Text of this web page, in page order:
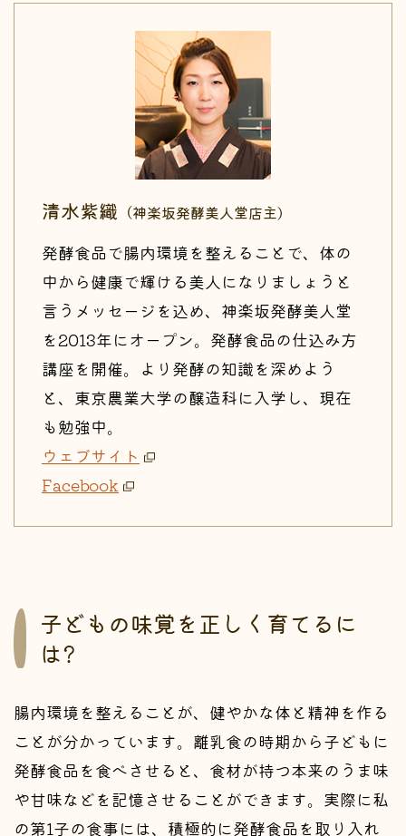
清水紫織 （神楽坂発酵美人堂店主）
発酵食品で腸内環境を整えることで、体の
中から健康で輝ける美人になりましょうと
言うメッセージを込め、神楽坂発酵美人堂
を2013年にオープン。発酵食品の仕込み方
講座を開催。より発酵の知識を深めよう
と、東京農業大学の醸造科に入学し、現在
も勉強中。
ウェブサイト
Facebook
子どもの味覚を正しく育てるに
は?
腸内環境を整えることが、健やかな体と精神を作る
ことが分かっています。離乳食の時期から子どもに
発酵食品を食べさせると、食材が持つ本来のうま味
や甘味などを記憶させることができます。実際に私
の第1子の食事には、積極的に発酵食品を取り入れ